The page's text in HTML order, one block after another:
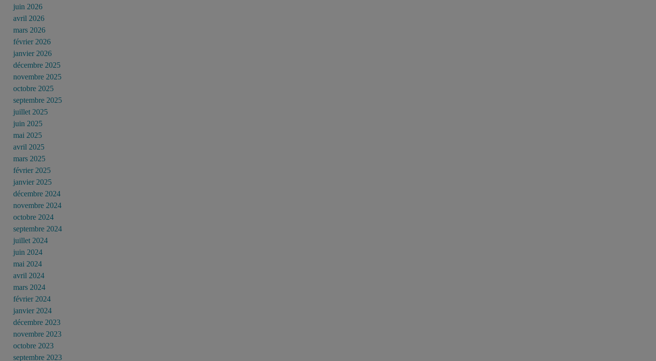
juin 2026
avril 2026
mars 2026
février 2026
janvier 2026
décembre 2025
novembre 2025
octobre 2025
septembre 2025
juillet 2025
juin 2025
mai 2025
avril 2025
mars 2025
février 2025
janvier 2025
décembre 2024
novembre 2024
octobre 2024
septembre 2024
juillet 2024
juin 2024
mai 2024
avril 2024
mars 2024
février 2024
janvier 2024
décembre 2023
novembre 2023
octobre 2023
septembre 2023